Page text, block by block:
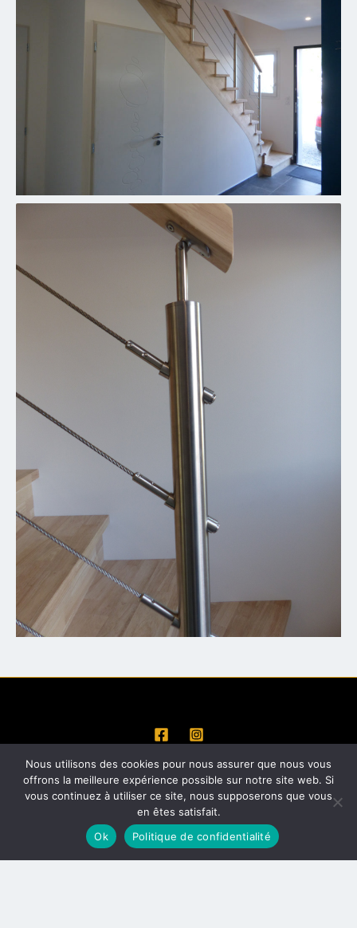
CONTACT
MENTIONS LÉGALES
POLITIQUE DE CONFIDENTIALITÉ
Nous utilisons des cookies pour nous assurer que nous vous
offrons la meilleure expérience possible sur notre site web. Si
vous continuez à utiliser ce site, nous supposerons que vous
en êtes satisfait.
Ok
Politique de confidentialité